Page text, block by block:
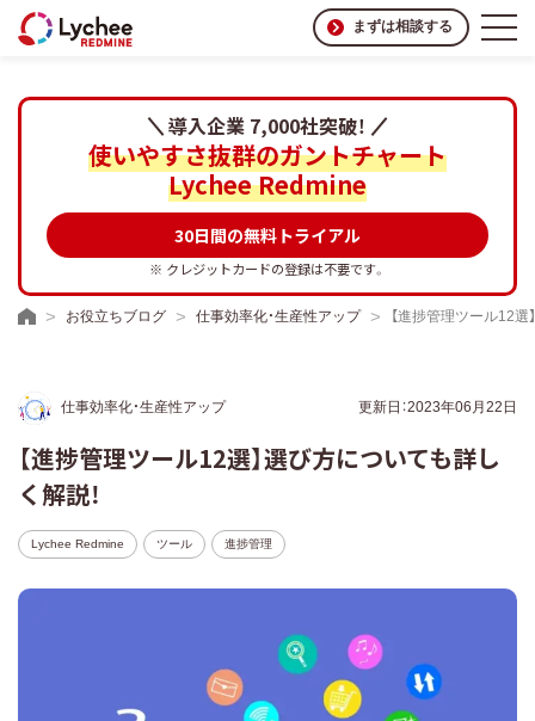
まずは相談する
導入企業 7,000社突破！
使いやすさ抜群のガントチャート
Lychee Redmine
30日間の無料トライアル
※ クレジットカードの登録は不要です。
お役立ちブログ 仕事効率化・生産性アップ 【進捗管理ツール12選
仕事効率化・生産性アップ 更新日：2023年06月22日
【進捗管理ツール12選】選び方についても詳し
く解説！
Lychee Redmine ツール 進捗管理